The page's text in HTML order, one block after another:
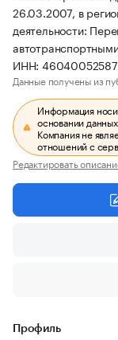
26.03.2007, в
деятельности:
ИНН:
Данные получены из
Информация
основании
Компания не
отношений с
Редактировать
Профиль